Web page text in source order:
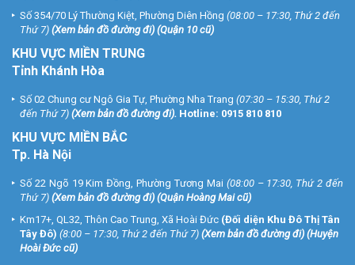
Số 354/70 Lý Thường Kiệt, Phường Diên Hồng (08:00 – 17:30, Thứ 2 đến
Thứ 7) (Xem bản đồ đường đi) (Quận 10 cũ)
KHU VỰC MIỀN TRUNG
Tỉnh Khánh Hòa
Số 02 Chung cư Ngô Gia Tự, Phường Nha Trang (07:30 – 15:30, Thứ 2
đến Thứ 7) (Xem bản đồ đường đi). Hotline: 0915 810 810
KHU VỰC MIỀN BẮC
Tp. Hà Nội
Số 22 Ngõ 19 Kim Đồng, Phường Tương Mai (08:00 – 17:30, Thứ 2 đến
Thứ 7) (Xem bản đồ đường đi) (Quận Hoàng Mai cũ)
Km17+, QL32, Thôn Cao Trung, Xã Hoài Đức (Đối diện Khu Đô Thị Tân
Tây Đô) (8:00 – 17:30, Thứ 2 đến Thứ 7) (Xem bản đồ đường đi) (Huyện
Hoài Đức cũ)